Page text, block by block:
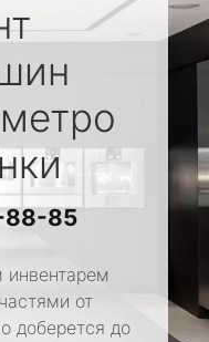
метро
88-85
от
доберется до